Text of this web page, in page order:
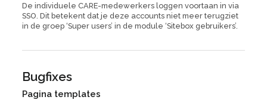
De individuele CARE-medewerkers loggen voortaan in via
SSO. Dit betekent dat je deze accounts niet meer terugziet
in de groep ‘Super users’ in de module ‘Sitebox gebruikers’.
Bugfixes
Pagina templates